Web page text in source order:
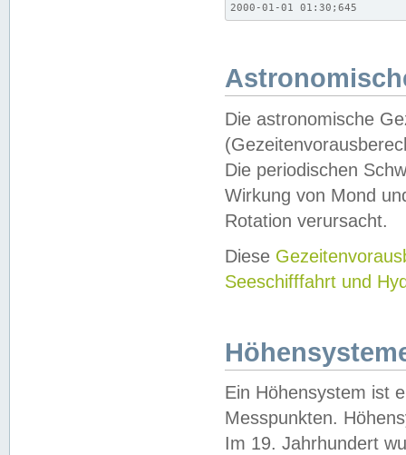
2000-01-01 01:30;645
Die astronomische
Die periodischen
Wirkung von Mond
Rotation verursacht.
Diese
Seeschifffahrt und
Ein Höhensystem ist
Messpunkten.
Im 19. Jahrhundert